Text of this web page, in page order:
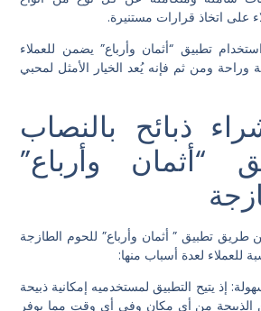
على اتخاذ قرارات مستنيرة.
تطبيق “أثمان وأرباع” يضمن للعملاء
ومن ثم فإنه يُعد الخيار الأمثل لمحبي
ذبائح بالنصاب
“أثمان وأرباع”
طريق تطبيق ” أثمان وأرباع” للحوم الطازجة
للعملاء لعدة أسباب منها:
إذ يتيح التطبيق لمستخدميه إمكانية ذبيحة
الذبيحة من أي مكان وفي أي وقت مما يوفر